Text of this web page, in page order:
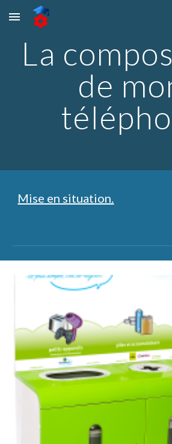
Skip to main content
La
de
Mise en situation.